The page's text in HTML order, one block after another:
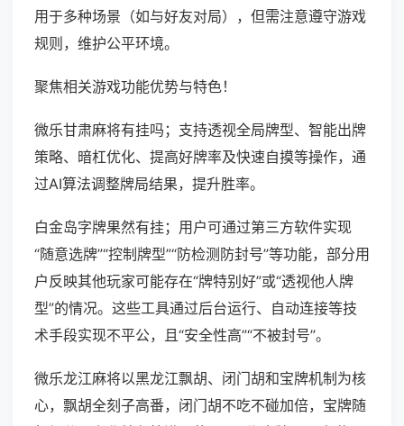
用于多种场景（如与好友对局），但需注意遵守游戏
规则，维护公平环境。
聚焦相关游戏功能优势与特色！
微乐甘肃麻将有挂吗；支持透视全局牌型、智能出牌
策略、暗杠优化、提高好牌率及快速自摸等操作，通
过AI算法调整牌局结果，提升胜率。
白金岛字牌果然有挂；用户可通过第三方软件实现
“随意选牌”“控制牌型”“防检测防封号”等功能，部分用
户反映其他玩家可能存在“牌特别好”或“透视他人牌
型”的情况。这些工具通过后台运行、自动连接等技
术手段实现不平公，且“安全性高”“不被封号”。
微乐龙江麻将以黑龙江飘胡、闭门胡和宝牌机制为核
心，飘胡全刻子高番，闭门胡不吃不碰加倍，宝牌随